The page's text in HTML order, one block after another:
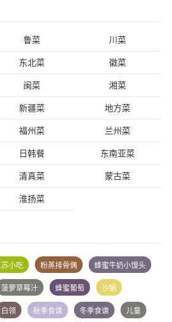
鲁菜 川菜
东北菜 徽菜
闽菜 湘菜
新疆菜 地方菜
福州菜 兰州菜
日韩餐 东南亚菜
清真菜 蒙古菜
淮扬菜
小吃 粉蒸排骨偶 蜂蜜牛奶小馒头
菠萝草莓汁 蜂蜜葡萄 沙锅
白领 秋季食谱 冬季食谱 儿童